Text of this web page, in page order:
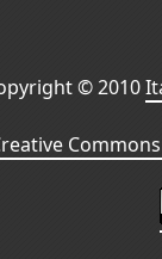
© 2010